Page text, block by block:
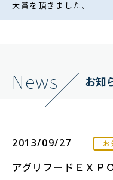
大賞を頂きました。
News お知
2013/09/27 お
アグリフードＥＸＰ